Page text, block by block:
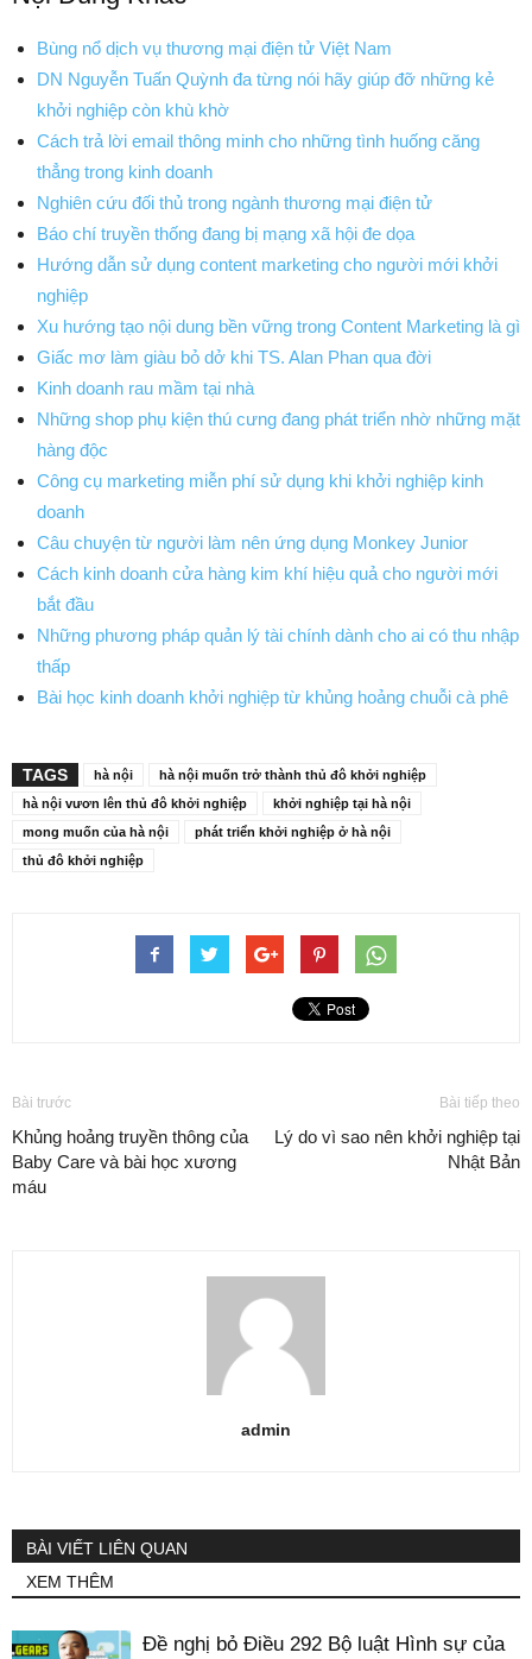
Bùng nổ dịch vụ thương mại điện tử Việt Nam
DN Nguyễn Tuấn Quỳnh đa từng nói hãy giúp đỡ những kẻ
khởi nghiệp còn khù khờ
Cách trả lời email thông minh cho những tình huống căng
thẳng trong kinh doanh
Nghiên cứu đối thủ trong ngành thương mại điện tử
Báo chí truyền thống đang bị mạng xã hội đe dọa
Hướng dẫn sử dụng content marketing cho người mới khởi
nghiệp
Xu hướng tạo nội dung bền vững trong Content Marketing là gì
Giấc mơ làm giàu bỏ dở khi TS. Alan Phan qua đời
Kinh doanh rau mầm tại nhà
Những shop phụ kiện thú cưng đang phát triển nhờ những mặt
hàng độc
Công cụ marketing miễn phí sử dụng khi khởi nghiệp kinh
doanh
Câu chuyện từ người làm nên ứng dụng Monkey Junior
Cách kinh doanh cửa hàng kim khí hiệu quả cho người mới
bắt đầu
Những phương pháp quản lý tài chính dành cho ai có thu nhập
thấp
Bài học kinh doanh khởi nghiệp từ khủng hoảng chuỗi cà phê
TAGS hà nội
hà nội muốn trở thành thủ đô khởi nghiệp
hà nội vươn lên thủ đô khởi nghiệp
khởi nghiệp tại hà nội
mong muốn của hà nội
phát triển khởi nghiệp ở hà nội
thủ đô khởi nghiệp
Bài trước
Khủng hoảng truyền thông của
Baby Care và bài học xương
máu
Bài tiếp theo
Lý do vì sao nên khởi nghiệp tại
Nhật Bản
admin
BÀI VIẾT LIÊN QUAN
XEM THÊM
Đề nghị bỏ Điều 292 Bộ luật Hình sự của